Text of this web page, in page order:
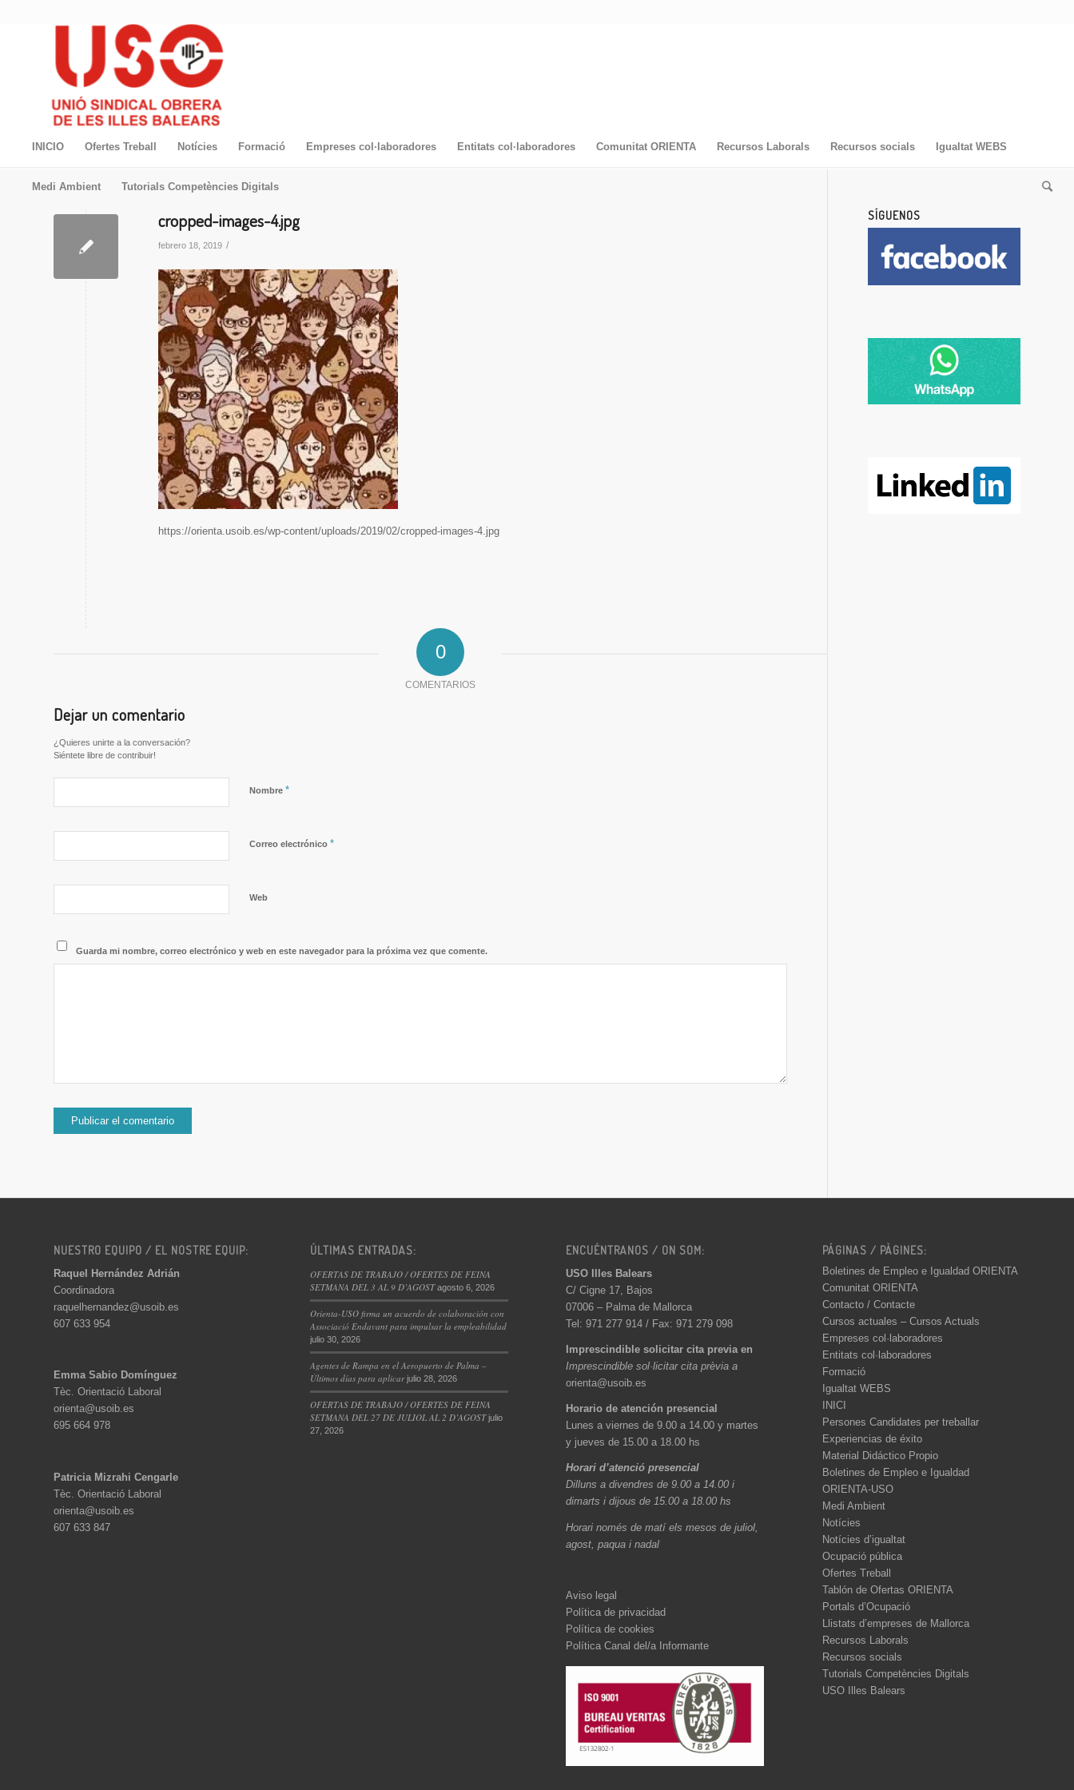
INICIO Ofertes Treball Notícies Formació Empreses col·laboradores Entitats col·laboradores Comunitat ORIENTA Recursos Laborals Recursos socials Igualtat WEBS
Medi Ambient Tutorials Competències Digitals
cropped-images-4.jpg
febrero 18, 2019 /
https://orienta.usoib.es/wp-content/uploads/2019/02/cropped-images-4.jpg
0
COMENTARIOS
Dejar un comentario
¿Quieres unirte a la conversación?
Siéntete libre de contribuir!
Nombre *
Correo electrónico *
Web
Guarda mi nombre, correo electrónico y web en este navegador para la próxima vez que comente.
SÍGUENOS
NUESTRO EQUIPO / EL NOSTRE EQUIP:
Raquel Hernández Adrián
Coordinadora
raquelhernandez@usoib.es
607 633 954
Emma Sabio Domínguez
Tèc. Orientació Laboral
orienta@usoib.es
695 664 978
Patricia Mizrahi Cengarle
Tèc. Orientació Laboral
orienta@usoib.es
607 633 847
ÚLTIMAS ENTRADAS:
OFERTAS DE TRABAJO / OFERTES DE FEINA
SETMANA DEL 3 AL 9 D’AGOST agosto 6, 2026
Orienta-USO firma un acuerdo de colaboración con
Associació Endavant para impulsar la empleabilidad
julio 30, 2026
Agentes de Rampa en el Aeropuerto de Palma –
Últimos días para aplicar julio 28, 2026
OFERTAS DE TRABAJO / OFERTES DE FEINA
SETMANA DEL 27 DE JULIOL AL 2 D’AGOST julio
27, 2026
ENCUÉNTRANOS / ON SOM:
USO Illes Balears
C/ Cigne 17, Bajos
07006 – Palma de Mallorca
Tel: 971 277 914 / Fax: 971 279 098
Imprescindible solicitar cita previa en
Imprescindible sol·licitar cita prèvia a
orienta@usoib.es
Horario de atención presencial
Lunes a viernes de 9.00 a 14.00 y martes
y jueves de 15.00 a 18.00 hs
Horari d’atenció presencial
Dilluns a divendres de 9.00 a 14.00 i
dimarts i dijous de 15.00 a 18.00 hs
Horari només de matí els mesos de juliol,
agost, paqua i nadal
Aviso legal
Política de privacidad
Política de cookies
Política Canal del/a Informante
PÁGINAS / PÀGINES:
Boletines de Empleo e Igualdad ORIENTA
Comunitat ORIENTA
Contacto / Contacte
Cursos actuales – Cursos Actuals
Empreses col·laboradores
Entitats col·laboradores
Formació
Igualtat WEBS
INICI
Persones Candidates per treballar
Experiencias de éxito
Material Didáctico Propio
Boletines de Empleo e Igualdad
ORIENTA-USO
Medi Ambient
Notícies
Notícies d’igualtat
Ocupació pública
Ofertes Treball
Tablón de Ofertas ORIENTA
Portals d’Ocupació
Llistats d’empreses de Mallorca
Recursos Laborals
Recursos socials
Tutorials Competències Digitals
USO Illes Balears